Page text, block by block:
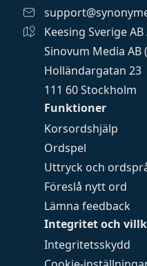
Funktioner
Korsordshjälp
Ordspel
Uttryck och
Föreslå nytt ord
Lämna feedback
Integritet och
Integritetsskydd
Keesing Sverige AB
Sinovum Media AB
Holländargatan 23
111 60 Stockholm